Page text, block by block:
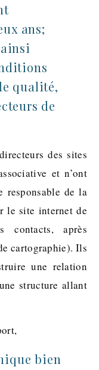
ans;
qualité,
de
des sites
et n’ont
responsable de la
le site internet de
contacts, après
cartographie). Ils
une relation
structure allant
bien